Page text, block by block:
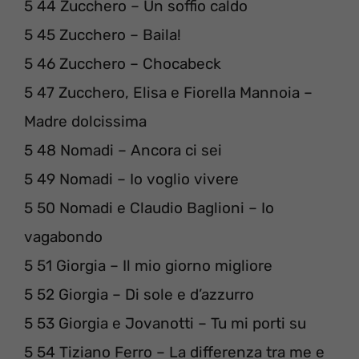
5 44 Zucchero – Un soffio caldo
5 45 Zucchero – Baila!
5 46 Zucchero – Chocabeck
5 47 Zucchero, Elisa e Fiorella Mannoia –
Madre dolcissima
5 48 Nomadi – Ancora ci sei
5 49 Nomadi – Io voglio vivere
5 50 Nomadi e Claudio Baglioni – Io
vagabondo
5 51 Giorgia – Il mio giorno migliore
5 52 Giorgia – Di sole e d’azzurro
5 53 Giorgia e Jovanotti – Tu mi porti su
5 54 Tiziano Ferro – La differenza tra me e